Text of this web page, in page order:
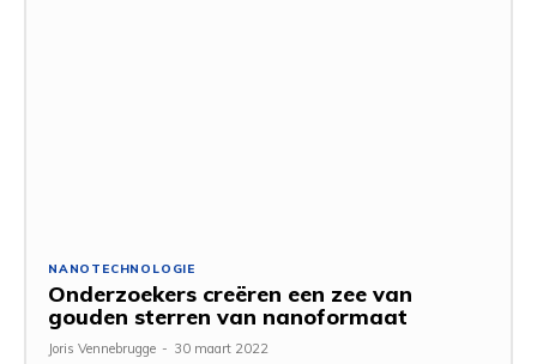
NANOTECHNOLOGIE
Onderzoekers creëren een zee van
gouden sterren van nanoformaat
Joris Vennebrugge - 30 maart 2022